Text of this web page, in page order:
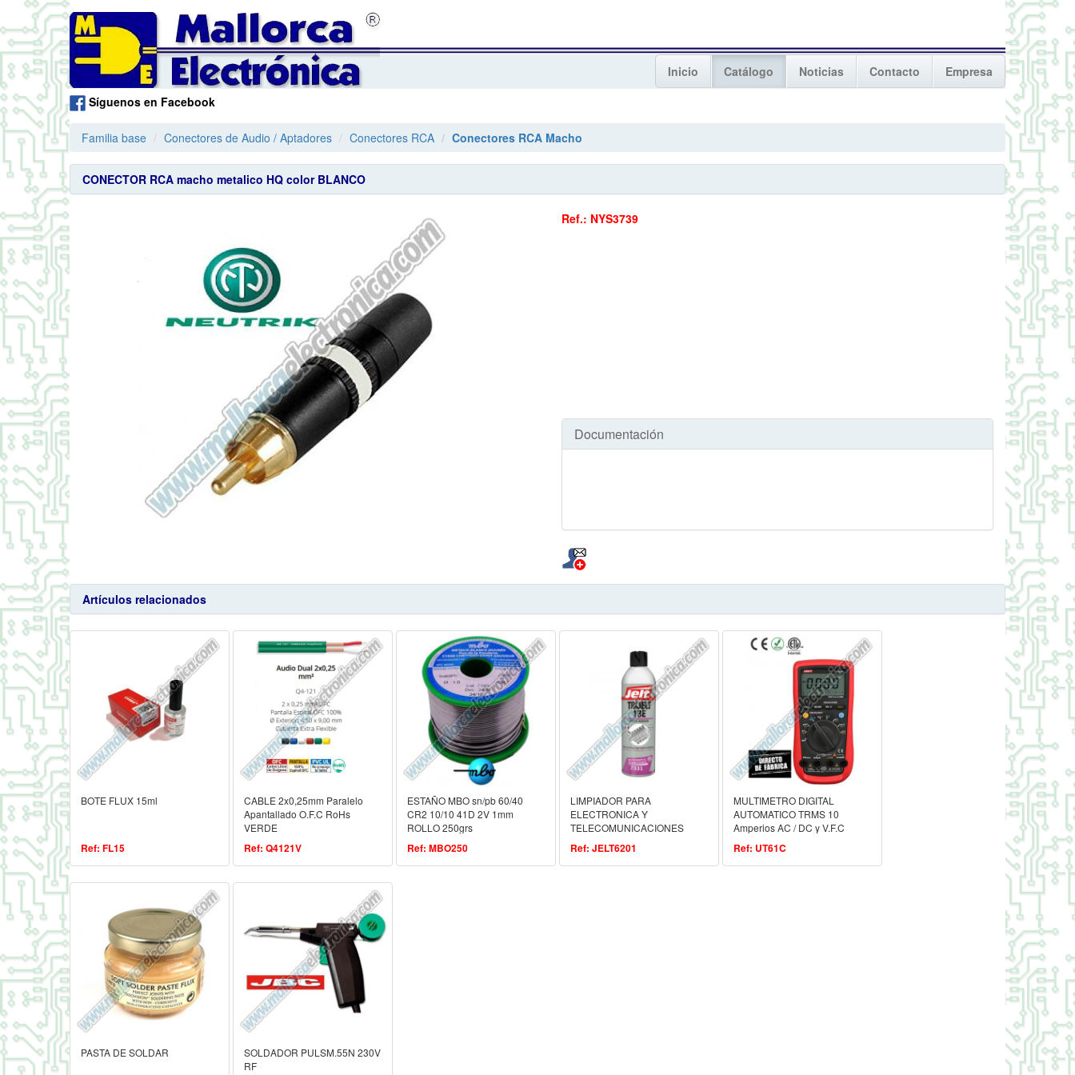
Inicio Catálogo Noticias Contacto
Empresa
Síguenos en Facebook
Familia base Conectores de Audio / Aptadores Conectores RCA Conectores RCA Macho
CONECTOR RCA macho metalico HQ color BLANCO
Ref.: NYS3739
Documentación
Artículos relacionados
BOTE FLUX 15ml
Ref: FL15
CABLE 2x0,25mm Paralelo
Apantallado O.F.C RoHs
VERDE
Ref: Q4121V
ESTAÑO MBO sn/pb 60/40
CR2 10/10 41D 2V 1mm
ROLLO 250grs
Ref: MBO250
LIMPIADOR PARA
ELECTRONICA Y
TELECOMUNICACIONES
Ref: JELT6201
MULTIMETRO DIGITAL
AUTOMATICO TRMS 10
Amperios AC / DC y V.F.C
Ref: UT61C
PASTA DE SOLDAR
SOLDADOR PULSM.55N 230V
RF